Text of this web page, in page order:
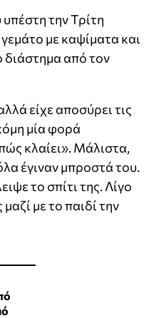
την Τρίτη
με καψίματα και
διάστημα από τον
είχε αποσύρει τις
μία φορά
κλαίει». Μάλιστα,
έγιναν μπροστά του.
το σπίτι της. Λίγο
με το παιδί την